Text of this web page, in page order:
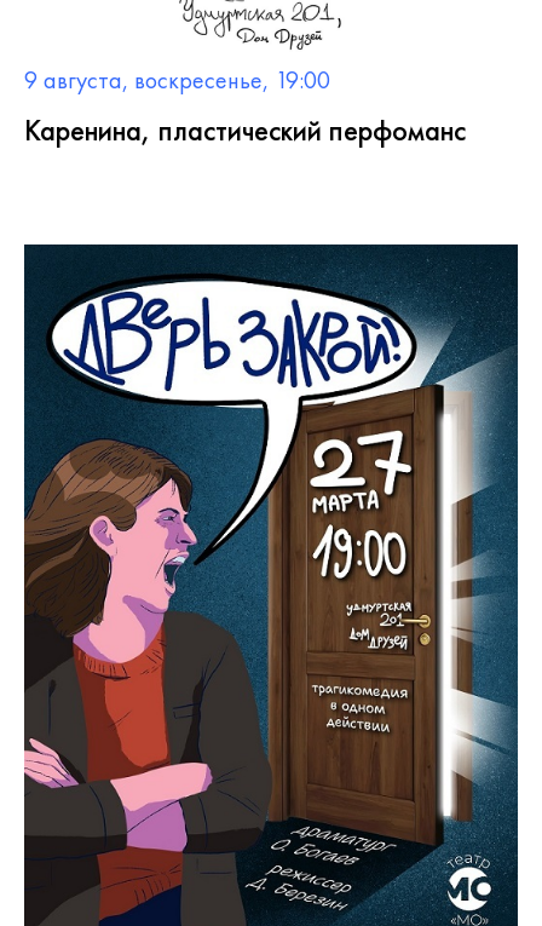
9 августа, воскресенье, 19:00
Каренина, пластический перфоманс